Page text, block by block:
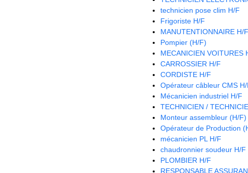
technicien pose clim H/F
Frigoriste H/F
MANUTENTIONNAIRE H/F
Pompier (H/F)
MECANICIEN VOITURES
CARROSSIER H/F
CORDISTE H/F
Opérateur câbleur CMS H/
Mécanicien industriel H/F
TECHNICIEN /
Monteur assembleur (H/F)
Opérateur de Production
mécanicien PL H/F
chaudronnier soudeur H/F
PLOMBIER H/F
RESPONSABLE